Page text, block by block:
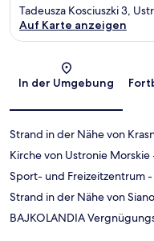
Tadeusza Kosciuszki 3,
Auf Karte anzeigen
In der Umgebung
Strand in der Nähe von
Kirche von Ustronie Morskie
Sport- und Freizeitzentrum-
Strand in der Nähe von
BAJKOLANDIA